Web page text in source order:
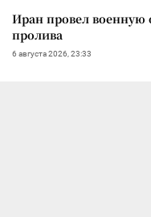
Иран провел военную
пролива
6 августа 2026, 23:33